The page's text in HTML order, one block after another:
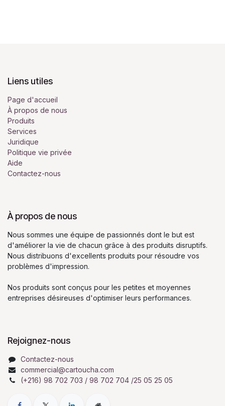
Liens utiles
Page d'accueil
À propos de nous
Produits
Services
Juridique
Politique vie privée
Aide
Contactez-nous
À propos de nous
Nous sommes une équipe de passionnés dont le but est
d'améliorer la vie de chacun grâce à des produits disruptifs.
Nous distribuons d'excellents produits pour résoudre vos
problèmes d'impression.
Nos produits sont conçus pour les petites et moyennes
entreprises désireuses d'optimiser leurs performances.
Rejoignez-nous
Contactez-nous
commercial@cartoucha.com
(+216) 98 702 703 / 98 702 704 /25 05 25 05